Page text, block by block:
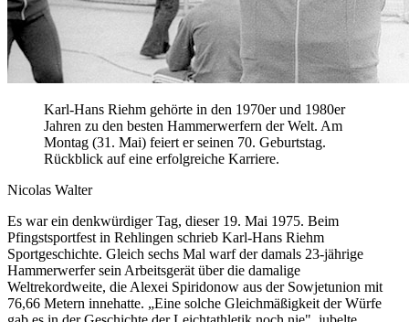
Karl-Hans Riehm gehörte in den 1970er und 1980er
Jahren zu den besten Hammerwerfern der Welt. Am
Montag (31. Mai) feiert er seinen 70. Geburtstag.
Rückblick auf eine erfolgreiche Karriere.
Nicolas Walter
Es war ein denkwürdiger Tag, dieser 19. Mai 1975. Beim
Pfingstsportfest in Rehlingen schrieb Karl-Hans Riehm
Sportgeschichte. Gleich sechs Mal warf der damals 23-jährige
Hammerwerfer sein Arbeitsgerät über die damalige
Weltrekordweite, die Alexei Spiridonow aus der Sowjetunion mit
76,66 Metern innehatte. „Eine solche Gleichmäßigkeit der Würfe